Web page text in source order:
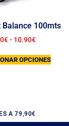
Balance 100mts
€ - 10.90€
OPCIONES
A 79,90€